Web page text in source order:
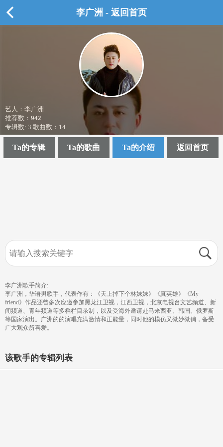
李广洲 - 返回首页
艺人：李广洲
推荐数： 942
专辑数: 3 歌曲数：14
Ta的专辑 Ta的歌曲 Ta的介绍 返回首页
李广洲歌手简介:
李广洲，华语男歌手，代表作有：《天上掉下个林妹妹》《真英雄》《My
friend》作品还曾多次应邀参加黑龙江卫视，江西卫视，北京电视台文艺频道、新
闻频道、青年频道等多档栏目录制，以及受海外邀请赴马来西亚、韩国、俄罗斯
等国家演出。广洲的的演唱充满激情和正能量，同时他的模仿又微妙微俏，备受
广大观众所喜爱。
该歌手的专辑列表